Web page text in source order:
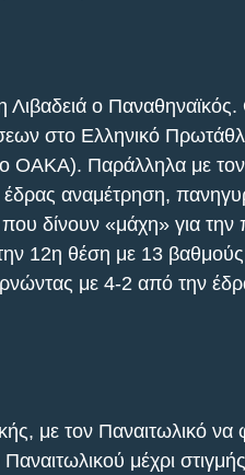
Λιβαδειά ο Παναθηναϊκός.
στο Ελληνικό
ΟΑΚΑ). Παράλληλα με
αναμέτρηση,
δίνουν «μάχη» για την
12η θέση με 13
με 4-2 από την
με τον Παναιτωλικό να
μέχρι